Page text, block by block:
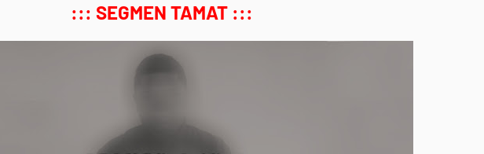
::: SEGMEN TAMAT :::